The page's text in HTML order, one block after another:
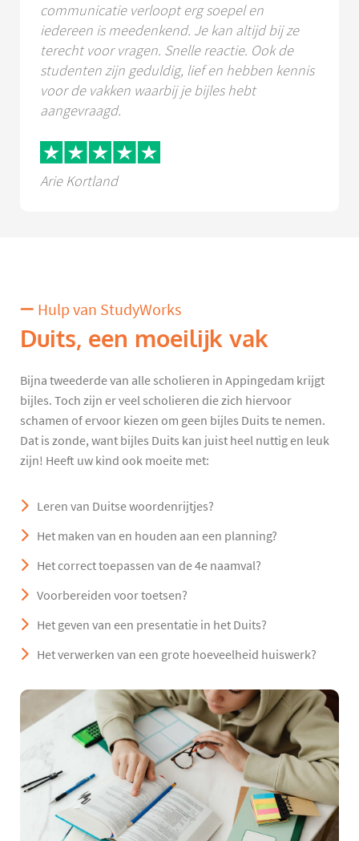
communicatie verloopt erg soepel en
iedereen is meedenkend. Je kan altijd bij ze
terecht voor vragen. Snelle reactie. Ook de
studenten zijn geduldig, lief en hebben kennis
voor de vakken waarbij je bijles hebt
aangevraagd.
Arie Kortland
Hulp van StudyWorks
Duits, een moeilijk vak
Bijna tweederde van alle scholieren in Appingedam krijgt
bijles. Toch zijn er veel scholieren die zich hiervoor
schamen of ervoor kiezen om geen bijles Duits te nemen.
Dat is zonde, want bijles Duits kan juist heel nuttig en leuk
zijn! Heeft uw kind ook moeite met:
Leren van Duitse woordenrijtjes?
Het maken van en houden aan een planning?
Het correct toepassen van de 4e naamval?
Voorbereiden voor toetsen?
Het geven van een presentatie in het Duits?
Het verwerken van een grote hoeveelheid huiswerk?